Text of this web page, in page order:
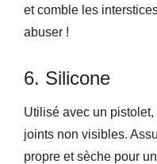
et comble les
abuser !
6. Silicone
Utilisé avec un
joints non visibles.
propre et sèche pour